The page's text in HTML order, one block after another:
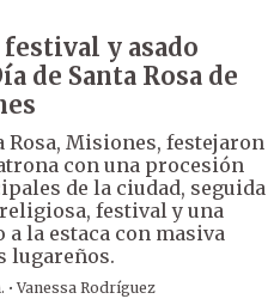
y asado
de Santa Rosa de
Rosa, Misiones, festejaron
con una procesión
de la ciudad, seguida
festival y una
a la estaca con masiva
lugareños.
·Vanessa Rodríguez